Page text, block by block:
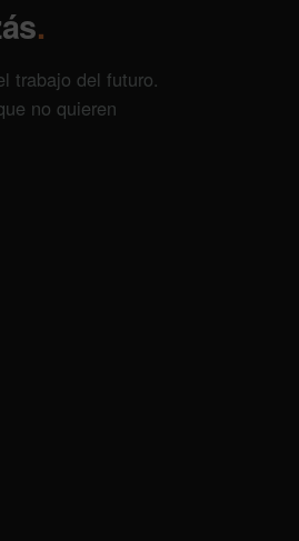
.
trabajo del futuro.
no quieren